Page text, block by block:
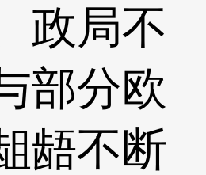
政局不
部分欧
龉不断